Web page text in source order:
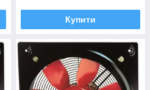
Купити